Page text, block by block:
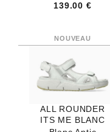
139.00 €
ALL ROUNDER
ITS ME BLANC